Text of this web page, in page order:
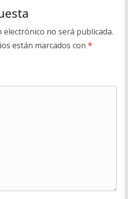
electrónico no será publicada.
están marcados con *